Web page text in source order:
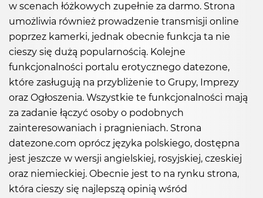
w scenach łóżkowych zupełnie za darmo. Strona
umożliwia również prowadzenie transmisji online
poprzez kamerki, jednak obecnie funkcja ta nie
cieszy się dużą popularnością. Kolejne
funkcjonalności portalu erotycznego datezone,
które zasługują na przybliżenie to Grupy, Imprezy
oraz Ogłoszenia. Wszystkie te funkcjonalności mają
za zadanie łączyć osoby o podobnych
zainteresowaniach i pragnieniach. Strona
datezone.com oprócz języka polskiego, dostępna
jest jeszcze w wersji angielskiej, rosyjskiej, czeskiej
oraz niemieckiej. Obecnie jest to na rynku strona,
która cieszy się najlepszą opinią wśród